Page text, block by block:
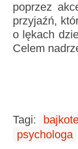
poprzez
przyjaźń,
o lękach
Celem
Tagi:
psychologa